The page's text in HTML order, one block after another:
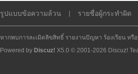
รูปแบบข้อความล้วน รายชื่อผู้กระทำผิด
หากพบการละเมิดลิขสิทธิ์ รายงานปัญหา ร้องเรียน หรื
Powered by Discuz! X5.0 © 2001-2026 Discuz!